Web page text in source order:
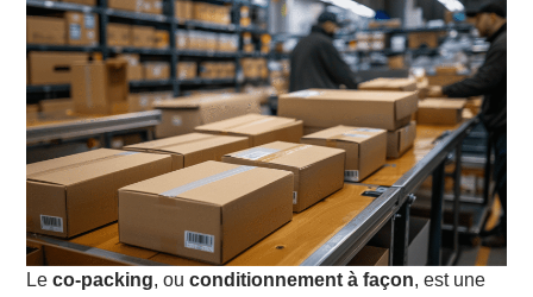
Leco-packing, ouconditionnement à façon, est une